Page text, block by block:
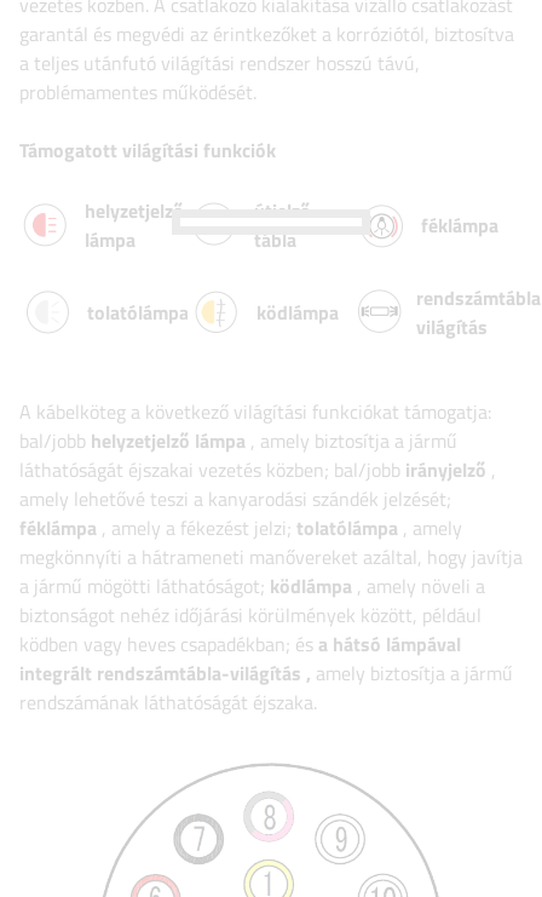
garantál és megvédi az érintkezőket a korróziótól, biztosítva
a teljes utánfutó világítási rendszer hosszú távú,
problémamentes működését.
Támogatott világítási funkciók
helyzetjelző
lámpa
útjelző
tábla
féklámpa
tolatólámpa ködlámpa
rendszámtábla
világítás
A kábelköteg a következő világítási funkciókat támogatja:
bal/jobb helyzetjelző lámpa , amely biztosítja a jármű
láthatóságát éjszakai vezetés közben; bal/jobb irányjelző ,
amely lehetővé teszi a kanyarodási szándék jelzését;
féklámpa , amely a fékezést jelzi; tolatólámpa , amely
megkönnyíti a hátrameneti manővereket azáltal, hogy javítja
a jármű mögötti láthatóságot; ködlámpa , amely növeli a
biztonságot nehéz időjárási körülmények között, például
ködben vagy heves csapadékban; és a hátsó lámpával
integrált rendszámtábla-világítás , amely biztosítja a jármű
rendszámának láthatóságát éjszaka.